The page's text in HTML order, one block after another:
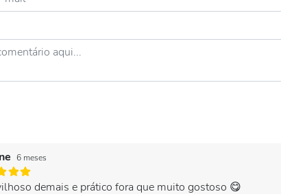
6 meses
demais e prático fora que muito gostoso 😋